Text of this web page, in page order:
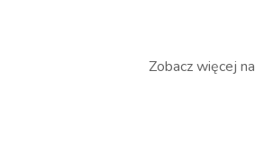
Zobacz więcej na